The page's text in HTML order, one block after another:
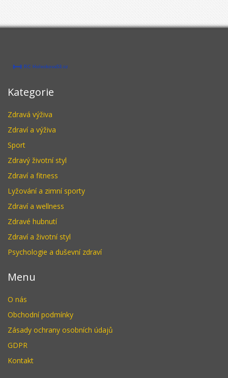
Kategorie
Zdravá výživa
Zdraví a výživa
Sport
Zdravý životní styl
Zdraví a fitness
Lyžování a zimní sporty
Zdraví a wellness
Zdravé hubnutí
Zdraví a životní styl
Psychologie a duševní zdraví
Menu
O nás
Obchodní podmínky
Zásady ochrany osobních údajů
GDPR
Kontakt